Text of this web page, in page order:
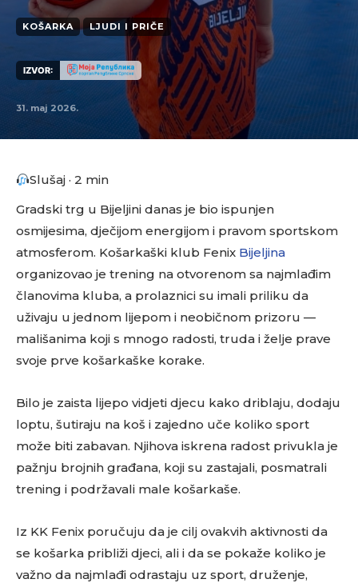
KOŠARKA LJUDI I PRIČE
IZVOR:
31. maj 2026.
Slušaj · 2 min
Gradski trg u Bijeljini danas je bio ispunjen
osmijesima, dječijom energijom i pravom sportskom
atmosferom. Košarkaški klub Fenix Bijeljina
organizovao je trening na otvorenom sa najmlađim
članovima kluba, a prolaznici su imali priliku da
uživaju u jednom lijepom i neobičnom prizoru —
mališanima koji s mnogo radosti, truda i želje prave
svoje prve košarkaške korake.
Bilo je zaista lijepo vidjeti djecu kako driblaju, dodaju
loptu, šutiraju na koš i zajedno uče koliko sport
može biti zabavan. Njihova iskrena radost privukla je
pažnju brojnih građana, koji su zastajali, posmatrali
trening i podržavali male košarkaše.
Iz KK Fenix poručuju da je cilj ovakvih aktivnosti da
se košarka približi djeci, ali i da se pokaže koliko je
važno da najmlađi odrastaju uz sport, druženje,